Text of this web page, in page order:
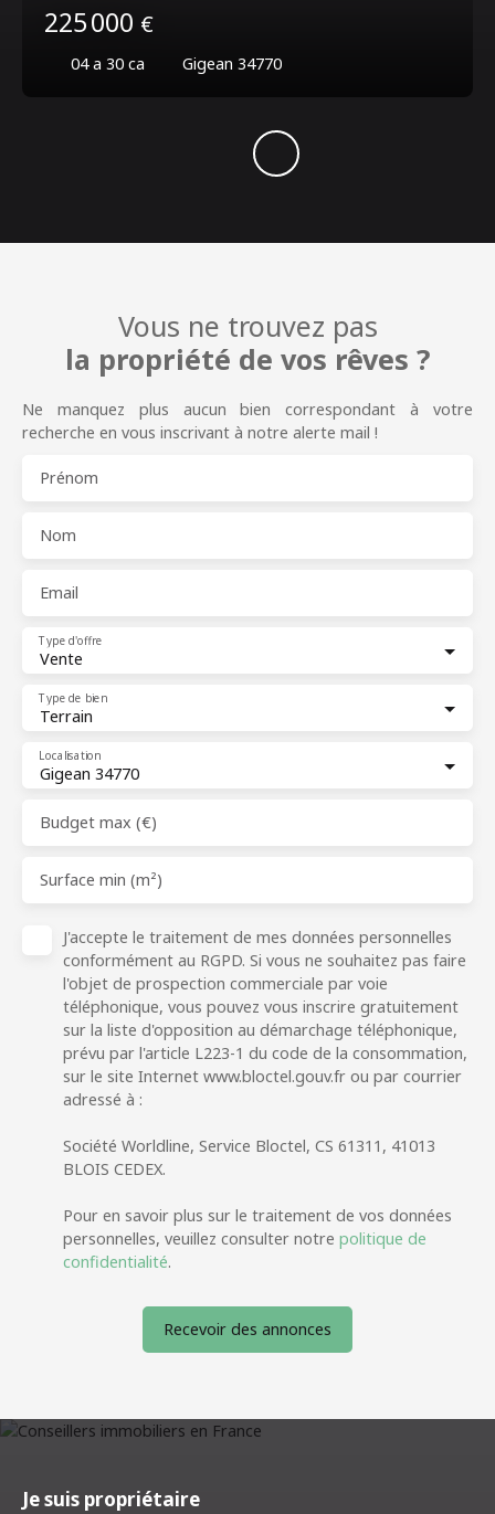
225 000 €
04 a 30 ca Gigean 34770
Vous ne trouvez pas
la propriété de vos rêves ?
Ne manquez plus aucun bien correspondant à votre
recherche en vous inscrivant à notre alerte mail !
Prénom
Nom
Email
Vente
Type d'offre
Terrain
Type de bien
Gigean 34770
Localisation
Budget max (€)
Surface min (m²)
J'accepte le traitement de mes données personnelles
conformément au RGPD. Si vous ne souhaitez pas faire
l'objet de prospection commerciale par voie
téléphonique, vous pouvez vous inscrire gratuitement
sur la liste d'opposition au démarchage téléphonique,
prévu par l'article L223-1 du code de la consommation,
sur le site Internet www.bloctel.gouv.fr ou par courrier
adressé à :
Société Worldline, Service Bloctel, CS 61311, 41013
BLOIS CEDEX.
Pour en savoir plus sur le traitement de vos données
personnelles, veuillez consulter notre politique de
confidentialité.
Recevoir des annonces
Je suis propriétaire